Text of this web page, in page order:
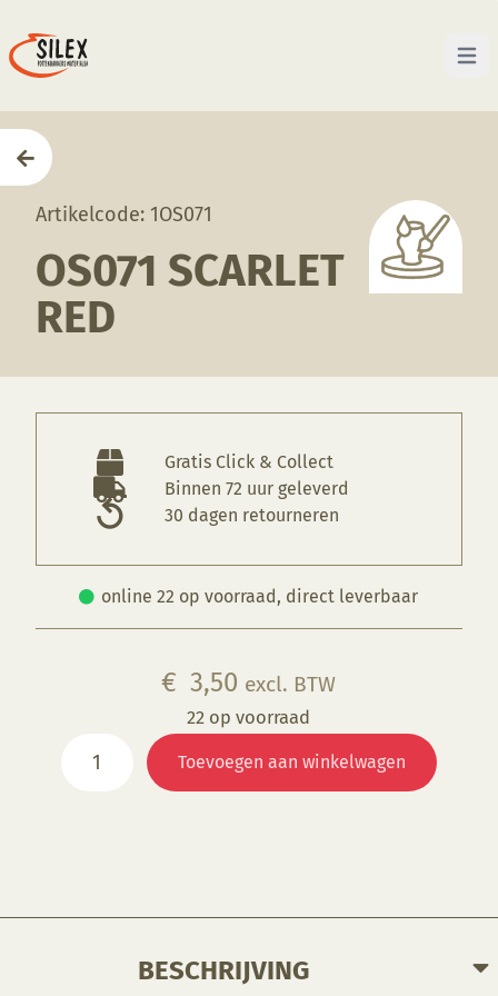
Open
Artikelcode: 1OS071
OS071 SCARLET
RED
Gratis Click & Collect
Binnen 72 uur geleverd
30 dagen retourneren
online 22 op voorraad, direct leverbaar
€ 3,50 excl. BTW
22 op voorraad
Scarlet
Toevoegen aan winkelwagen
BESCHRIJVING